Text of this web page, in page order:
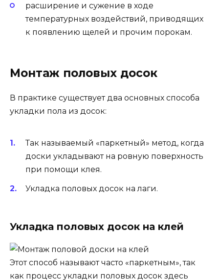
расширение и сужение в ходе
температурных воздействий, приводящих
к появлению щелей и прочим порокам.
Монтаж половых досок
В практике существует два основных способа
укладки пола из досок:
Так называемый «паркетный» метод, когда
доски укладывают на ровную поверхность
при помощи клея.
Укладка половых досок на лаги.
Укладка половых досок на клей
Этот способ называют часто «паркетным», так
как процесс укладки половых досок здесь